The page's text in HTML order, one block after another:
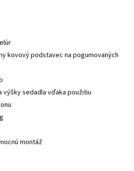
kovový podstavec na pogumovaných
výšky sedadla vďaka použitiu
montáž